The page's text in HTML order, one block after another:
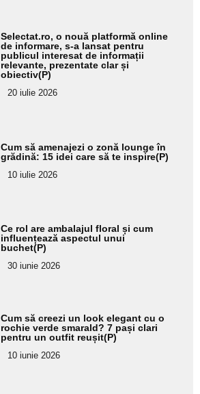
Selectat.ro, o nouă platformă online
de informare, s-a lansat pentru
publicul interesat de informații
relevante, prezentate clar și
obiectiv(P)
20 iulie 2026
Cum să amenajezi o zonă lounge în
grădină: 15 idei care să te inspire(P)
10 iulie 2026
Ce rol are ambalajul floral și cum
influențează aspectul unui
buchet(P)
30 iunie 2026
Cum să creezi un look elegant cu o
rochie verde smarald? 7 pași clari
pentru un outfit reușit(P)
10 iunie 2026